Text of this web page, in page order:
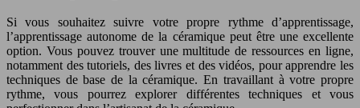
Si vous souhaitez suivre votre propre rythme d’apprentissage,
l’apprentissage autonome de la céramique peut être une excellente
option. Vous pouvez trouver une multitude de ressources en ligne,
notamment des tutoriels, des livres et des vidéos, pour apprendre les
techniques de base de la céramique. En travaillant à votre propre
rythme, vous pourrez explorer différentes techniques et vous